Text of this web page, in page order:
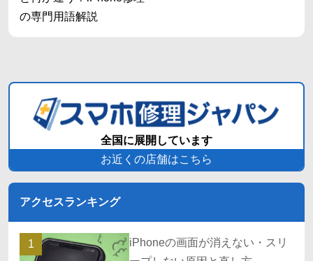
の専門用語解説
全国に展開しています
お近くの店舗はこちら
アクセスランキング
1
iPhoneの画面が消えない・スリ